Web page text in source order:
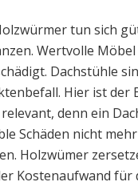
tun sich
Wertvolle
Dachstühle
Hier ist der
denn ein
Schäden nicht
Holzwümer
Kostenaufwand für